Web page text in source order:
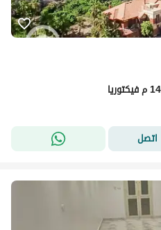
اتصل